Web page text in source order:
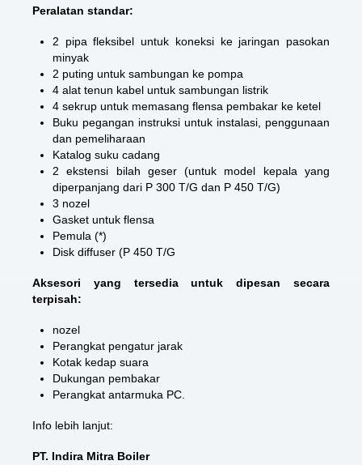
Peralatan standar:
2 pipa fleksibel untuk koneksi ke jaringan pasokan
minyak
2 puting untuk sambungan ke pompa
4 alat tenun kabel untuk sambungan listrik
4 sekrup untuk memasang flensa pembakar ke ketel
Buku pegangan instruksi untuk instalasi, penggunaan
dan pemeliharaan
Katalog suku cadang
2 ekstensi bilah geser (untuk model kepala yang
diperpanjang dari P 300 T/G dan P 450 T/G)
3 nozel
Gasket untuk flensa
Pemula (*)
Disk diffuser (P 450 T/G
Aksesori yang tersedia untuk dipesan secara
terpisah:
nozel
Perangkat pengatur jarak
Kotak kedap suara
Dukungan pembakar
Perangkat antarmuka PC.
Info lebih lanjut:
PT. Indira Mitra Boiler